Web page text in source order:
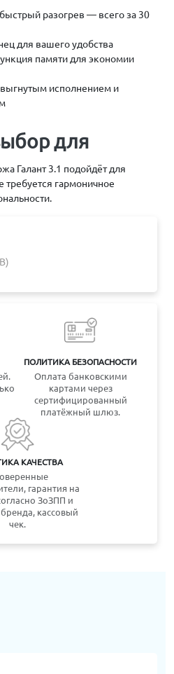
ПОЛИТИКА БЕЗОПАСНОСТИ
Оплата банковскими
картами через
сертифицированный
платёжный шлюз.
КАЧЕСТВА
гарантия на
ЗоЗПП и
кассовый
чек.
разогрев — всего за 30
для вашего удобства
памяти для экономии
исполнением и
для
Галант 3.1 подойдёт для
гармоничное